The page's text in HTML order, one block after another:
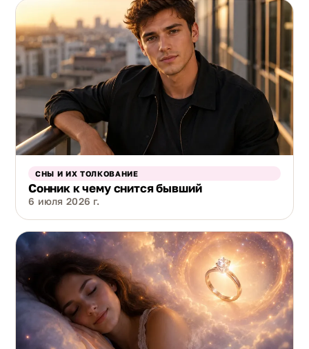
СНЫ И ИХ ТОЛКОВАНИЕ
Сонник к чему снится бывший
6 июля 2026 г.